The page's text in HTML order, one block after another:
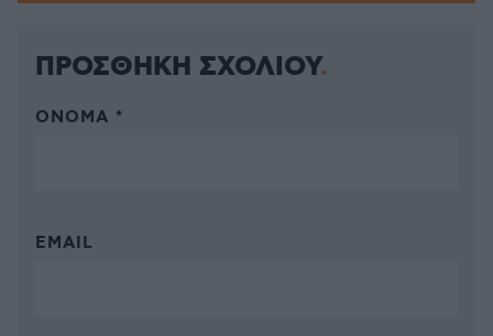
ΠΡΟΣΘΗΚΗ ΣΧΟΛΙΟΥ
ΌΝΟΜΑ *
EMAIL